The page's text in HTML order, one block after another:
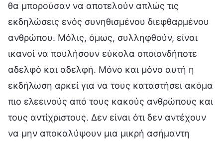
θα μπορούσαν να αποτελούν απλώς τις
εκδηλώσεις ενός συνηθισμένου διεφθαρμένου
ανθρώπου. Μόλις, όμως, συλληφθούν, είναι
ικανοί να πουλήσουν εύκολα οποιονδήποτε
αδελφό και αδελφή. Μόνο και μόνο αυτή η
εκδήλωση αρκεί για να τους καταστήσει ακόμα
πιο ελεεινούς από τους κακούς ανθρώπους και
τους αντίχριστους. Δεν είναι ότι δεν αντέχουν
να μην αποκαλύψουν μια μικρή ασήμαντη